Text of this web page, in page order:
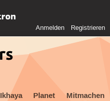
Anmelden Registrieren
Ikhaya Planet Mitmachen